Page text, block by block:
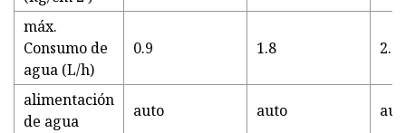
máx.
Consumo de
agua (L/h)
0.9 1.8 2.8
alimentación
de agua
auto auto